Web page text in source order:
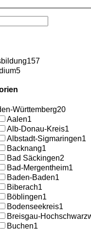
157
5
Württemberg20
Aalen1
Alb-Donau-Kreis1
Albstadt-Sigmaringen1
Backnang1
Bad Säckingen2
Bad-Mergentheim1
Baden-Baden1
Biberach1
Böblingen1
Bodenseekreis1
Breisgau-
Buchen1